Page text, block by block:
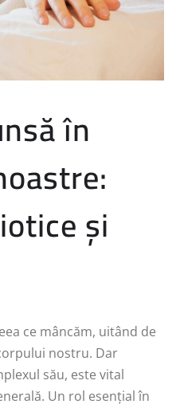
în
și
ce mâncăm, uitând de
nostru. Dar
său, este vital
Un rol esențial în